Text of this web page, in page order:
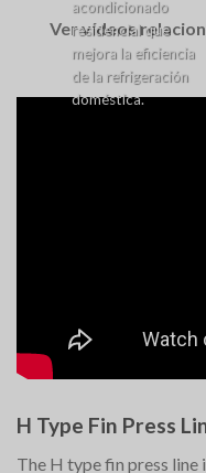
acondicionado
residencial que
mejora la eficiencia
de la refrigeración
doméstica.
Ver vídeos
H Type Fin Press
The H type fin press line